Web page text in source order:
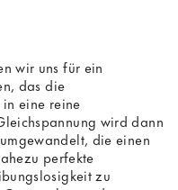
wir uns für ein
das die
eine reine
wird dann
die einen
perfekte
zu